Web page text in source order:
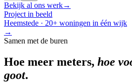
Bekijk al ons werk→
Project in beeld
Heemstede · 20+ woningen in één wijk
→
Samen met de buren
Hoe meer meters, hoe
goot.